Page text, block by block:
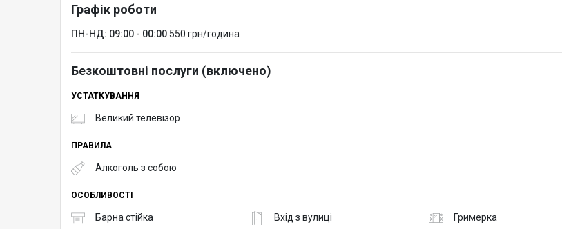
Графік роботи
ПН-НД: 09:00 - 00:00 550 грн/година
Безкоштовні послуги (включено)
УСТАТКУВАННЯ
Великий телевізор
ПРАВИЛА
Алкоголь з собою
ОСОБЛИВОСТІ
Барна стійка Вхід з вулиці
Гримерка